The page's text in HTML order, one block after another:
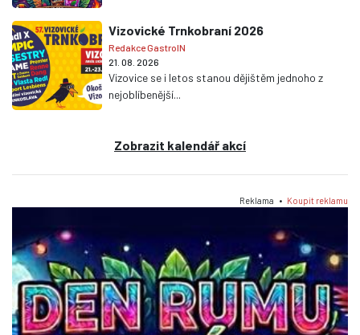
Vizovické Trnkobraní 2026
Redakce GastroIN
21. 08. 2026
Vizovice se i letos stanou dějištěm jednoho z
nejoblíbenější...
Zobrazit kalendář akcí
Reklama • Koupit reklamu